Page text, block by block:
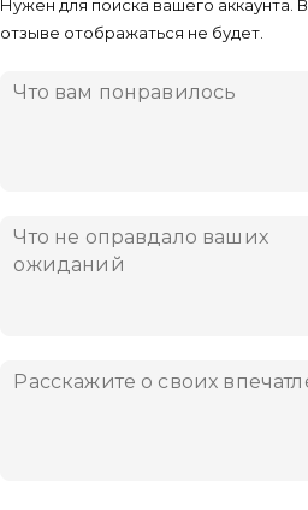
Нужен для поиска вашего аккаунта. В
отзыве отображаться не будет.